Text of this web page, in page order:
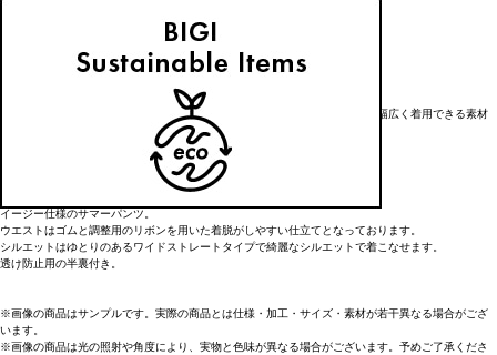
ベーシックな番手のざっくり感と、リネンの自然な光沢感が大人な印象の、幅広く着用できる素材
リネンは通気性、保温性に富んだ通年着用出来る万能素材です。
イージー仕様のサマーパンツ。
ウエストはゴムと調整用のリボンを用いた着脱がしやすい仕立てとなっております。
シルエットはゆとりのあるワイドストレートタイプで綺麗なシルエットで着こなせます。
透け防止用の半裏付き。
※画像の商品はサンプルです。実際の商品とは仕様・加工・サイズ・素材が若干異なる場合がござ
います。
※画像の商品は光の照射や角度により、実物と色味が異なる場合がございます。予めご了承くださ